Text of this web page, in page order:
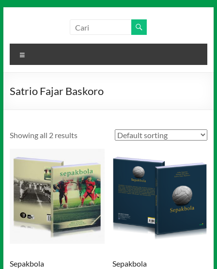
Media
Indonesia
Indonesia
Satrio Fajar Baskoro
Showing all 2 results
Sepakbola Sepakbola